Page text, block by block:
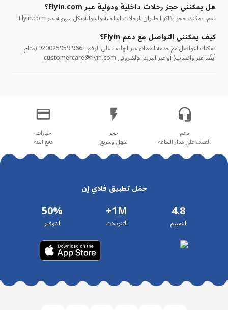
هل يمكنني حجز رحلات داخلية ودولية عبر Flyin.com؟
نعم، يمكنك حجز تذاكر الطيران للرحلات الداخلية والدولية بكل سهولة عبر Flyin.com.
كيف يمكنني التواصل مع دعم Flyin؟
يمكنك التواصل مع خدمة العملاء عبر الهاتف على الرقم +966 920025959 (متاح
أيضًا عبر واتساب) أو عبر البريد الإلكتروني customercare@flyin.com.
دعم
العملاء على مدار الساعة
حجز
سهل وسريع
خيارات
دفع آمنة
حمّل تطبيق فلاي إن
4.8
التقييم
1M+
التنزيلات
50%
التوفير